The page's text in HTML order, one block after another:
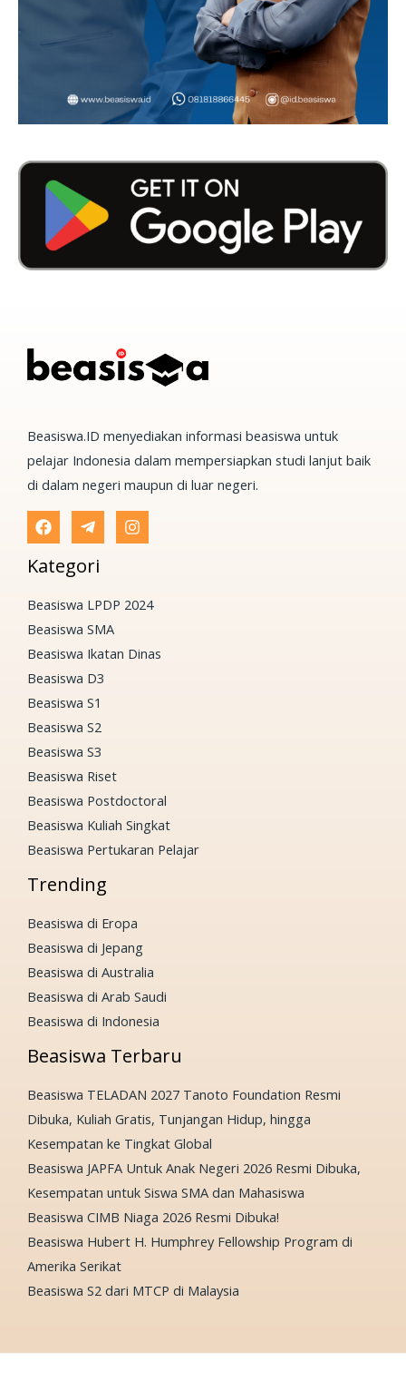
Beasiswa.ID menyediakan informasi beasiswa untuk
pelajar Indonesia dalam mempersiapkan studi lanjut baik
di dalam negeri maupun di luar negeri.
Kategori
Beasiswa LPDP 2024
Beasiswa SMA
Beasiswa Ikatan Dinas
Beasiswa D3
Beasiswa S1
Beasiswa S2
Beasiswa S3
Beasiswa Riset
Beasiswa Postdoctoral
Beasiswa Kuliah Singkat
Beasiswa Pertukaran Pelajar
Trending
Beasiswa di Eropa
Beasiswa di Jepang
Beasiswa di Australia
Beasiswa di Arab Saudi
Beasiswa di Indonesia
Beasiswa Terbaru
Beasiswa TELADAN 2027 Tanoto Foundation Resmi
Dibuka, Kuliah Gratis, Tunjangan Hidup, hingga
Kesempatan ke Tingkat Global
Beasiswa JAPFA Untuk Anak Negeri 2026 Resmi Dibuka,
Kesempatan untuk Siswa SMA dan Mahasiswa
Beasiswa CIMB Niaga 2026 Resmi Dibuka!
Beasiswa Hubert H. Humphrey Fellowship Program di
Amerika Serikat
Beasiswa S2 dari MTCP di Malaysia